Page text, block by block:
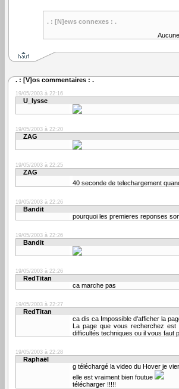
. : [N]ews connexes : .
. : [V]os commentaires : .
19/05/2003 à 22:16
U_lysse
19/05/2003 à 22:20
ZAG
19/05/2003 à 22:25
ZAG
40 seconde de telechargement
19/05/2003 à 22:26
Bandit
pourquoi les premieres reponses
19/05/2003 à 22:26
Bandit
19/05/2003 à 22:26
RedTitan
ca marche pas
19/05/2003 à 22:27
RedTitan
ca dis ca Impossible d'afficher la
La page que vous recherchez est
difficultés techniques ou il vous faut
19/05/2003 à 22:28
Raphaël
g téléchargé la video du Hover je
elle est vraiment bien foutue
télécharger !!!!!